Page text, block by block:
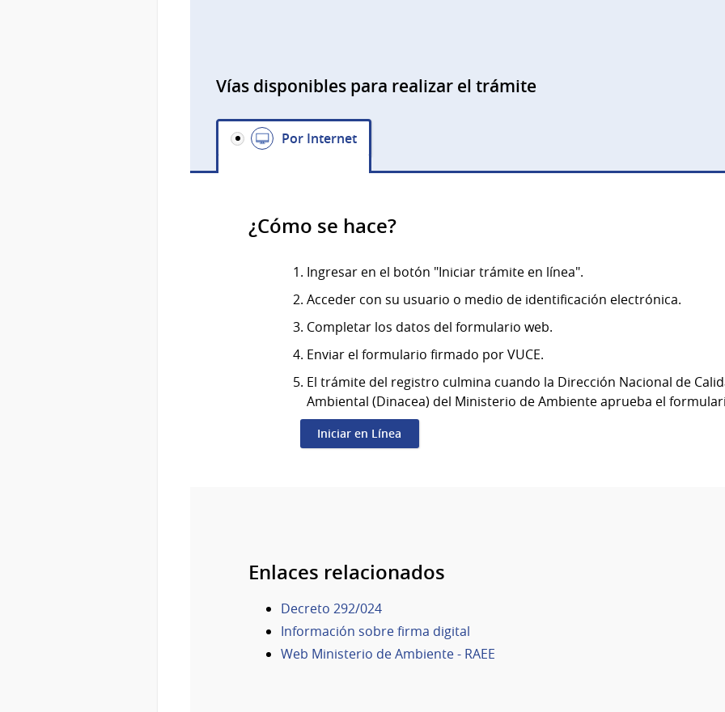
Vías disponibles para realizar el trámite
Por Internet
¿Cómo se hace?
Ingresar en el botón "Iniciar trámite en línea".
Acceder con su usuario o medio de identificación electrónica.
Completar los datos del formulario web.
Enviar el formulario firmado por VUCE.
El trámite del registro culmina cuando la Dirección Nacional de
Ambiental (Dinacea) del Ministerio de Ambiente aprueba el
Iniciar en Línea
Enlaces relacionados
Decreto 292/024
Información sobre firma digital
Web Ministerio de Ambiente - RAEE